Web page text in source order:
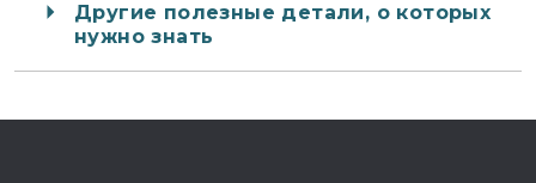
Другие полезные детали, о которых
нужно знать